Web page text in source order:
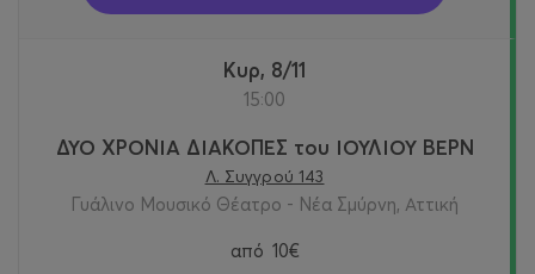
Κυρ, 8/11
15:00
ΔΥΟ ΧΡΟΝΙΑ ΔΙΑΚΟΠΕΣ του ΙΟΥΛΙΟΥ ΒΕΡΝ
Λ. Συγγρού 143
Γυάλινο Μουσικό Θέατρο - Νέα Σμύρνη, Αττική
από 10€